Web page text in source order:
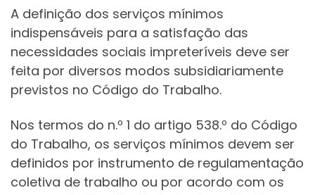
A definição dos serviços mínimos
indispensáveis para a satisfação das
necessidades sociais impreteríveis deve ser
feita por diversos modos subsidiariamente
previstos no Código do Trabalho.
Nos termos do n.º 1 do artigo 538.º do Código
do Trabalho, os serviços mínimos devem ser
definidos por instrumento de regulamentação
coletiva de trabalho ou por acordo com os